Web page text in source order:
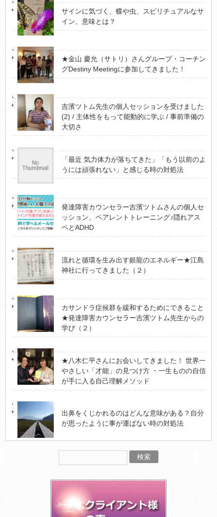
サインに気づく、蝶や虫、スピリチュアルなサ
イン、意味とは？
★金山 慶允（サトリ）さんグループ・コーチン
グDestiny Meetingに参加してきました！
吉濱ツトム先生の個人セッションを受けました
(2) / 主体性をもって能動的に学ぶ / 事前準備の
大切さ
「最近 気力体力が落ちてきた」「もう以前のよ
うには頑張れない」と感じる時の対処法
発達障害カウンセラー吉濱ツトムさんの個人セ
ッション、ペアレントトレーニング♪隠れアス
ペとADHD
流れと循環を生み出す銀龍のエネルギー★江島
神社に行ってきました（２）
カサンドラ症候群を緩和するためにできること
★発達障害カウンセラー吉濱ツトム先生からの
学び（２）
★八木仁平さんにお会いしてきました！ 世界一
やさしい「才能」の見つけ方 ・一生ものの自信
が手に入る自己理解メソッド
出鼻をくじかれるのはどんな意味がある？自分
が思ったように事が運ばない時の対処法